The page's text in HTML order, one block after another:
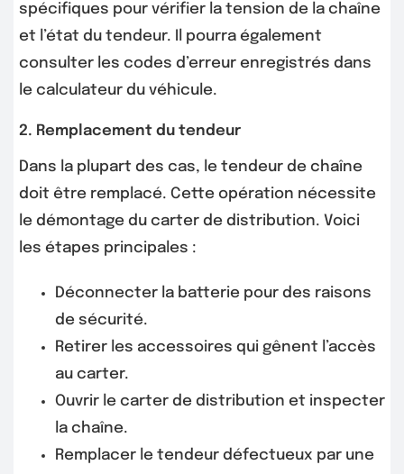
spécifiques pour vérifier la tension de la chaîne
et l’état du tendeur. Il pourra également
consulter les codes d’erreur enregistrés dans
le calculateur du véhicule.
2. Remplacement du tendeur
Dans la plupart des cas, le tendeur de chaîne
doit être remplacé. Cette opération nécessite
le démontage du carter de distribution. Voici
les étapes principales :
Déconnecter la batterie pour des raisons
de sécurité.
Retirer les accessoires qui gênent l’accès
au carter.
Ouvrir le carter de distribution et inspecter
la chaîne.
Remplacer le tendeur défectueux par une